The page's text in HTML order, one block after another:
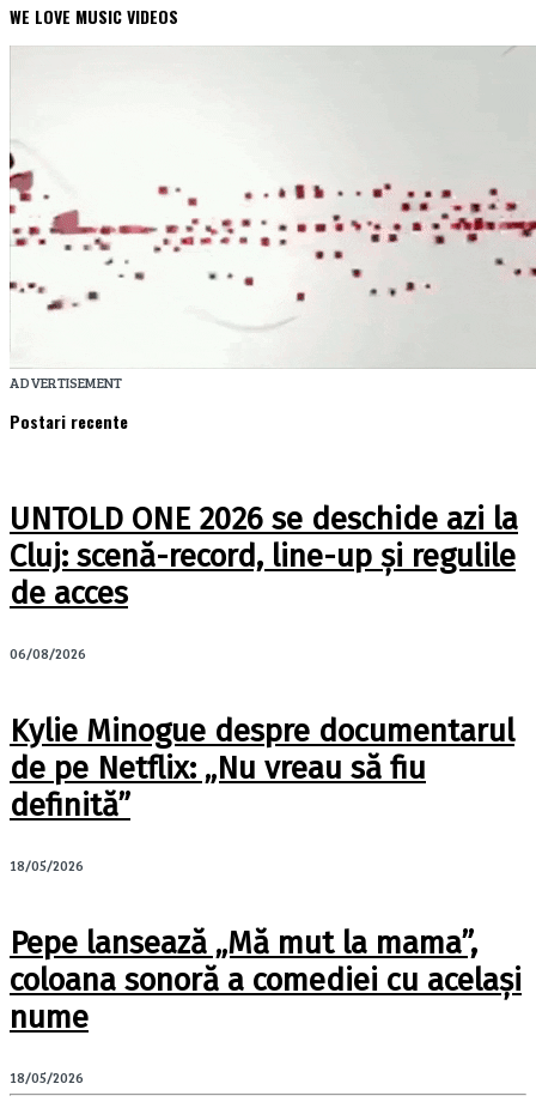
WE LOVE MUSIC VIDEOS
ADVERTISEMENT
Postari recente
UNTOLD ONE 2026 se deschide azi la
Cluj: scenă-record, line-up și regulile
de acces
06/08/2026
Kylie Minogue despre documentarul
de pe Netflix: „Nu vreau să fiu
definită”
18/05/2026
Pepe lansează „Mă mut la mama”,
coloana sonoră a comediei cu același
nume
18/05/2026